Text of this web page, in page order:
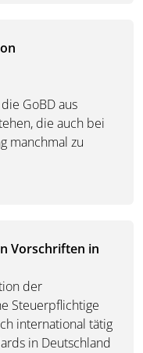
GoBD aus
die auch bei
manchmal zu
Vorschriften in
der
Steuerpflichtige
international tätig
in Deutschland